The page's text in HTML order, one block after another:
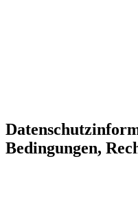
Bedingungen,